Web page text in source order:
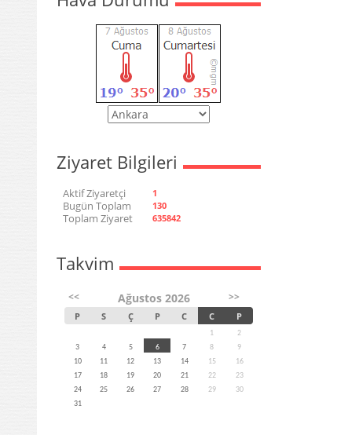
Ziyaret Bilgileri
Aktif Ziyaretçi 1
Bugün Toplam 130
Toplam Ziyaret 635842
Takvim
<< Ağustos 2026 >>
P S Ç P C C P
1
2
3
4 5 6 7 8
9
10
11 12 13 14 15
16
17
18 19 20 21 22
23
24
25 26 27 28 29
30
31